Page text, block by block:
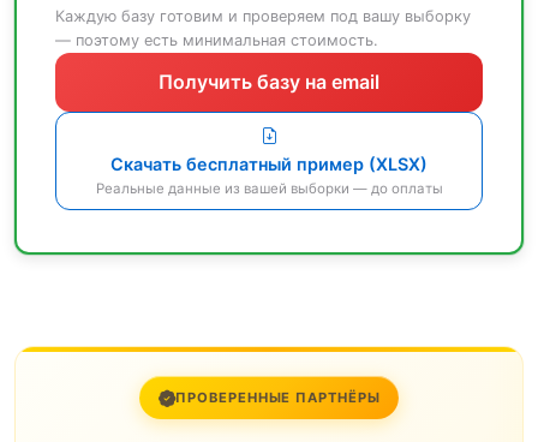
Каждую базу готовим и проверяем под вашу выборку
— поэтому есть минимальная стоимость.
Получить базу на email
Скачать бесплатный пример (XLSX)
Реальные данные из вашей выборки — до оплаты
ПРОВЕРЕННЫЕ ПАРТНЁРЫ